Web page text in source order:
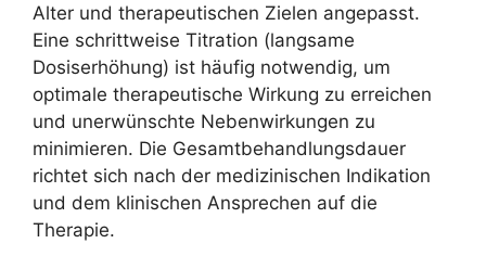
Alter und therapeutischen Zielen angepasst.
Eine schrittweise Titration (langsame
Dosiserhöhung) ist häufig notwendig, um
optimale therapeutische Wirkung zu erreichen
und unerwünschte Nebenwirkungen zu
minimieren. Die Gesamtbehandlungsdauer
richtet sich nach der medizinischen Indikation
und dem klinischen Ansprechen auf die
Therapie.